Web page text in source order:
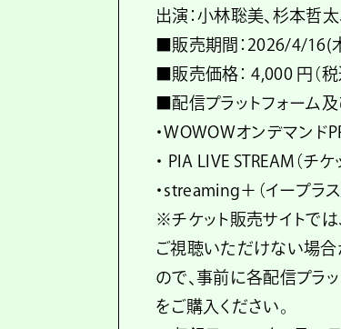
出演：小林聡美、杉本哲
■販売期間：2026/4/
■販売価格： 4,000 円（税
■配信プラットフォーム及
・WOWOWオンデマンド
・ PIA LIVE STREAM（チケ
・streaming＋（イープラス
※チケット販売サイトで
ご視聴いただけない場合
ので、事前に各配信プラ
をご購入ください。